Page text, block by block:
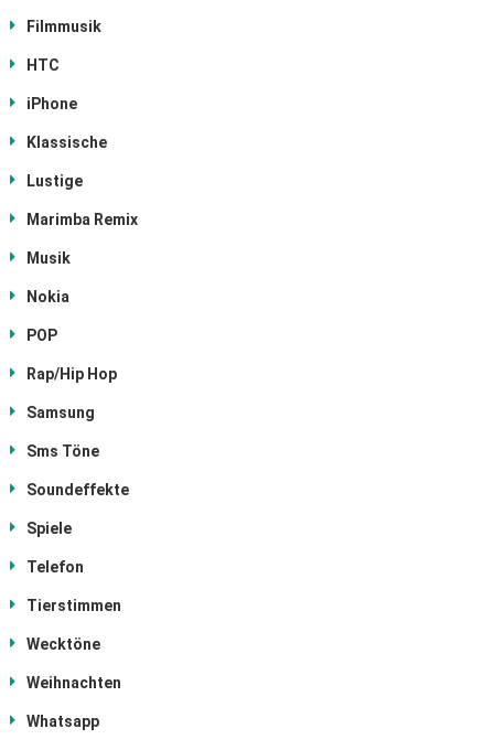
Filmmusik
HTC
iPhone
Klassische
Lustige
Marimba Remix
Musik
Nokia
POP
Rap/Hip Hop
Samsung
Sms Töne
Soundeffekte
Spiele
Telefon
Tierstimmen
Wecktöne
Weihnachten
Whatsapp